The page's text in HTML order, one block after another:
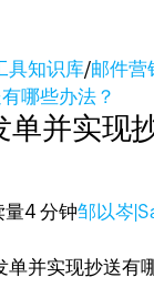
具知识库/邮件营
哪些办法？
单并实现
量4 分钟邹以岑